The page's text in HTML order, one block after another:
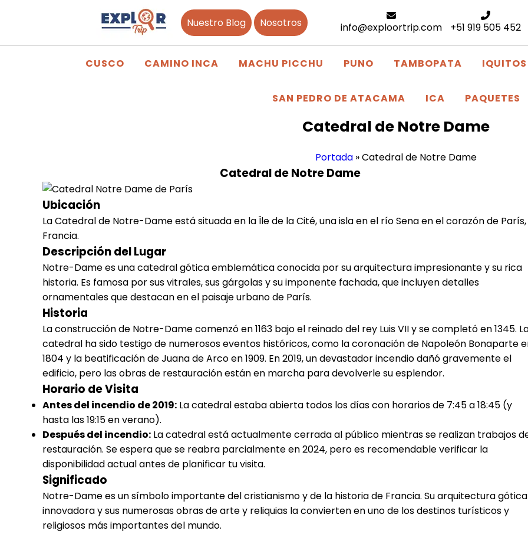
Nuestro Blog Nosotros info@exploortrip.com +51 919 505 452
CUSCO CAMINO INCA MACHU PICCHU PUNO TAMBOPATA IQUITOS
SAN PEDRO DE ATACAMA ICA PAQUETES
Catedral de Notre Dame
Portada »Catedral de Notre Dame
Catedral de Notre Dame
Ubicación
La Catedral de Notre-Dame está situada en la Île de la Cité, una isla en el río Sena en el corazón de París,
Francia.
Descripción del Lugar
Notre-Dame es una catedral gótica emblemática conocida por su arquitectura impresionante y su rica
historia. Es famosa por sus vitrales, sus gárgolas y su imponente fachada, que incluyen detalles
ornamentales que destacan en el paisaje urbano de París.
Historia
La construcción de Notre-Dame comenzó en 1163 bajo el reinado del rey Luis VII y se completó en 1345.
catedral ha sido testigo de numerosos eventos históricos, como la coronación de Napoleón Bonaparte
1804 y la beatificación de Juana de Arco en 1909. En 2019, un devastador incendio dañó gravemente el
edificio, pero las obras de restauración están en marcha para devolverle su esplendor.
Horario de Visita
Antes del incendio de 2019: La catedral estaba abierta todos los días con horarios de 7:45 a 18:45 (y
hasta las 19:15 en verano).
Después del incendio: La catedral está actualmente cerrada al público mientras se realizan trabajos
restauración. Se espera que se reabra parcialmente en 2024, pero es recomendable verificar la
disponibilidad actual antes de planificar tu visita.
Significado
Notre-Dame es un símbolo importante del cristianismo y de la historia de Francia. Su arquitectura gótica
innovadora y sus numerosas obras de arte y reliquias la convierten en uno de los destinos turísticos y
religiosos más importantes del mundo.